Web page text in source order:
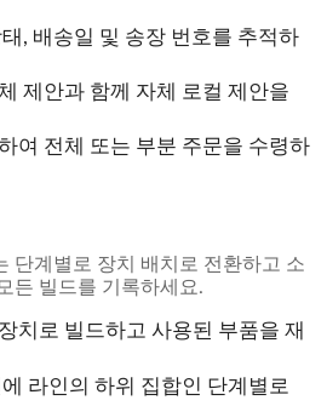
, 배송일 및 송장 번호를 추적하
제안과 함께 자체 로컬 제안을
여 전체 또는 부분 주문을 수령하
단계별로 장치 배치로 전환하고 소
든 빌드를 기록하세요.
치로 빌드하고 사용된 부품을 재
라인의 하위 집합인 단계별로